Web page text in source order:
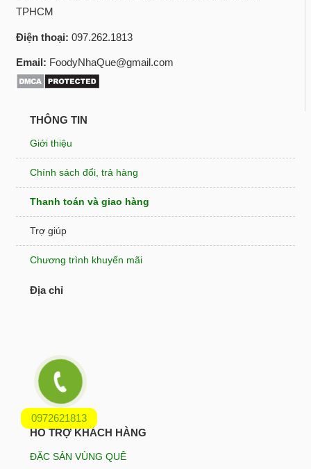
0972621813
TPHCM
Điện thoại: 097.262.1813
Email: FoodyNhaQue@gmail.com
THÔNG TIN
Giới thiệu
Chính sách đổi, trả hàng
Thanh toán và giao hàng
Trợ giúp
Chương trình khuyến mãi
Địa chỉ
HỖ TRỢ KHÁCH HÀNG
ĐẶC SẢN VÙNG QUÊ